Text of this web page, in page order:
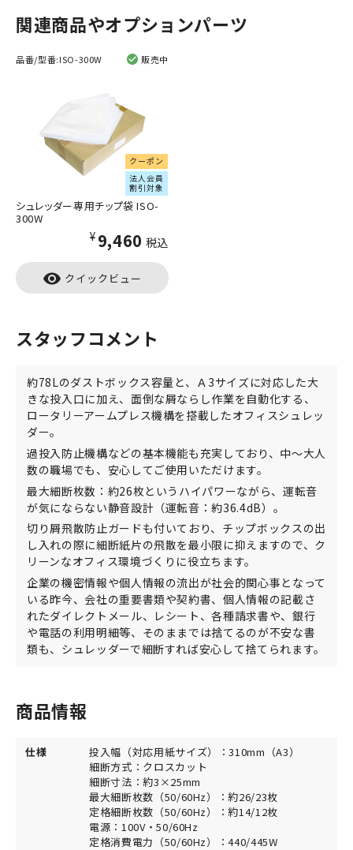
関連商品やオプションパーツ
品番/型番:ISO-300W 販売中
クーポン
法人会員
割引対象
シュレッダー専用チップ袋 ISO-
300W
¥9,460 税込
visibility クイックビュー
スタッフコメント
約78Lのダストボックス容量と、Ａ3サイズに対応した大
きな投入口に加え、面倒な屑ならし作業を自動化する、
ロータリーアームプレス機構を搭載したオフィスシュレッ
ダー。
過投入防止機構などの基本機能も充実しており、中～大人
数の職場でも、安心してご使用いただけます。
最大細断枚数：約26枚というハイパワーながら、運転音
が気にならない静音設計（運転音：約36.4dB）。
切り屑飛散防止ガードも付いており、チップボックスの出
し入れの際に細断紙片の飛散を最小限に抑えますので、ク
リーンなオフィス環境づくりに役立ちます。
企業の機密情報や個人情報の流出が社会的関心事となって
いる昨今、会社の重要書類や契約書、個人情報の記載さ
れたダイレクトメール、レシート、各種請求書や、銀行
や電話の利用明細等、そのままでは捨てるのが不安な書
類も、シュレッダーで細断すれば安心して捨てられます。
商品情報
仕様
投入幅（対応用紙サイズ）：310mm（A3）
細断方式：クロスカット
細断寸法：約3×25mm
最大細断枚数（50/60Hz）：約26/23枚
定格細断枚数（50/60Hz）：約14/12枚
電源：100V・50/60Hz
定格消費電力（50/60Hz）：440/445W